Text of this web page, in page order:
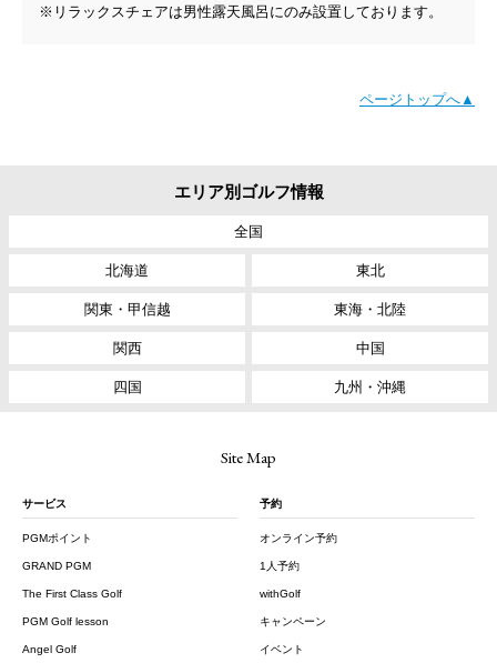
※リラックスチェアは男性露天風呂にのみ設置しております。
ページトップへ▲
エリア別ゴルフ情報
全国
北海道 東北
関東・甲信越 東海・北陸
関西 中国
四国 九州・沖縄
Site Map
サービス
PGMポイント
GRAND PGM
The First Class Golf
PGM Golf lesson
Angel Golf
予約
オンライン予約
1人予約
withGolf
キャンペーン
イベント